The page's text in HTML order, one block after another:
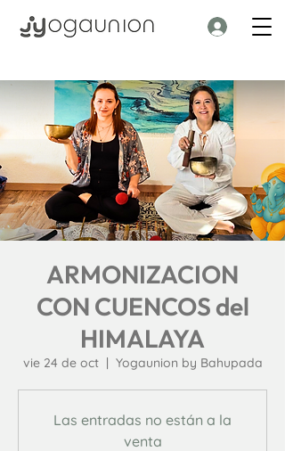
ARMONIZACION
CON CUENCOS del
HIMALAYA
vie 24 de oct
  |
Yogaunion by Bahupada
Las entradas no están a la
venta